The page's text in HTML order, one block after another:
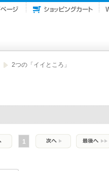
2つの「イイところ」
1